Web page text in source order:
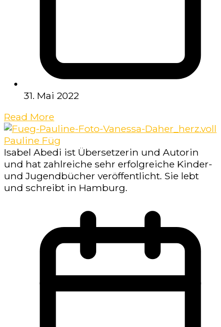
31. Mai 2022
Read More
Pauline Füg
Isabel Abedi ist Übersetzerin und Autorin
und hat zahlreiche sehr erfolgreiche Kinder-
und Jugendbücher veröffentlicht. Sie lebt
und schreibt in Hamburg.